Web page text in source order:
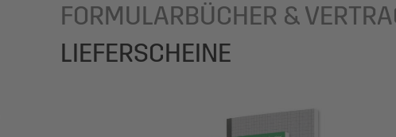
FORMULARBÜCHER &
LIEFERSCHEINE